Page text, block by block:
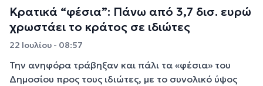
Κρατικά “φέσια”: Πάνω από 3,7 δισ. ευρώ
χρωστάει το κράτος σε ιδιώτες
22 Ιουλίου - 08:57
Την ανηφόρα τράβηξαν και πάλι τα «φέσια» του
Δημοσίου προς τους ιδιώτες, με το συνολικό ύψος